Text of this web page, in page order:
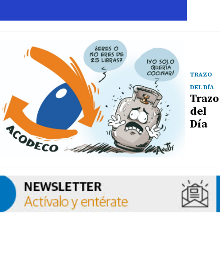
TRAZO
DEL DÍA
Trazo
del
Día